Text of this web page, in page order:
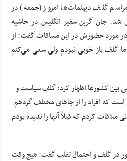
گلف دیپلمات‌ها امروز (جمعه) در
شد. جان گرینسفیر انگلیس در حاشیه
مورد حضورش در این مساقات گفت: از
اما گلف باز خوبی نبودم ولی سعی می‌کنم
بین کشورها اظهار کرد: گلف سیاست و
که افراد را از جاهای مختلف گردهم
ملاقات کردم که قبلاً آنها را ندیده بودم
در گلف و احتمال تقلب گفت:هیجوقت